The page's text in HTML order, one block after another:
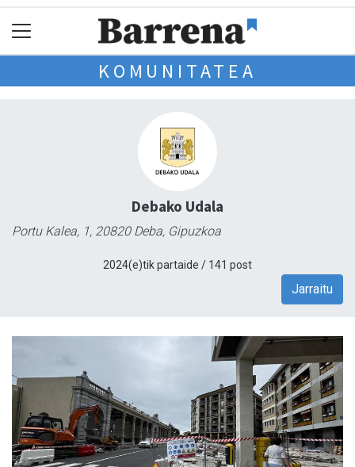
KOMUNITATEA
Debako Udala
Portu Kalea, 1, 20820 Deba, Gipuzkoa
2024(e)tik partaide / 141 post
Jarraitu